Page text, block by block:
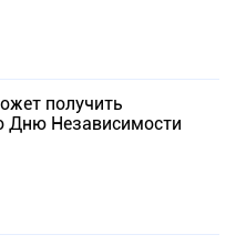
получить
Независимости